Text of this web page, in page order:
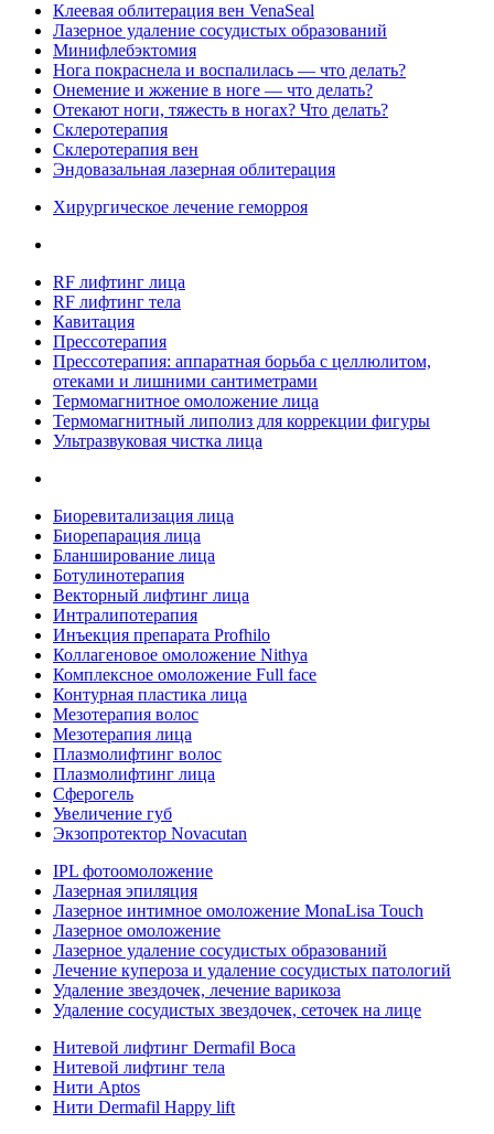
Клеевая облитерация вен VenaSeal
Лазерное удаление сосудистых образований
Минифлебэктомия
Нога покраснела и воспалилась — что делать?
Онемение и жжение в ноге — что делать?
Отекают ноги, тяжесть в ногах? Что делать?
Склеротерапия
Склеротерапия вен
Эндовазальная лазерная облитерация
Хирургическое лечение геморроя
RF лифтинг лица
RF лифтинг тела
Кавитация
Прессотерапия
Прессотерапия: аппаратная борьба с целлюлитом,
отеками и лишними сантиметрами
Термомагнитное омоложение лица
Термомагнитный липолиз для коррекции фигуры
Ультразвуковая чистка лица
Биоревитализация лица
Биорепарация лица
Бланширование лица
Ботулинотерапия
Векторный лифтинг лица
Интралипотерапия
Инъекция препарата Profhilo
Коллагеновое омоложение Nithya
Комплексное омоложение Full face
Контурная пластика лица
Мезотерапия волос
Мезотерапия лица
Плазмолифтинг волос
Плазмолифтинг лица
Сферогель
Увеличение губ
Экзопротектор Novacutan
IPL фотоомоложение
Лазерная эпиляция
Лазерное интимное омоложение MonaLisa Touch
Лазерное омоложение
Лазерное удаление сосудистых образований
Лечение купероза и удаление сосудистых патологий
Удаление звездочек, лечение варикоза
Удаление сосудистых звездочек, сеточек на лице
Нитевой лифтинг Dermafil Boca
Нитевой лифтинг тела
Нити Aptos
Нити Dermafil Happy lift